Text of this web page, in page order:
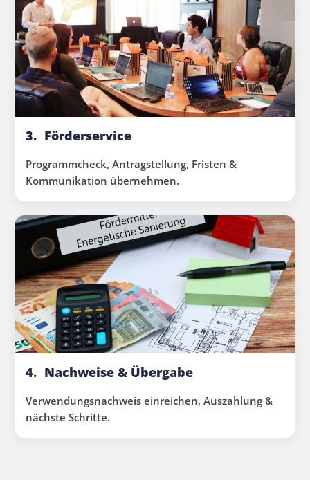
3. Förderservice
Programmcheck, Antragstellung, Fristen &
Kommunikation übernehmen.
4. Nachweise & Übergabe
Verwendungsnachweis einreichen, Auszahlung &
nächste Schritte.